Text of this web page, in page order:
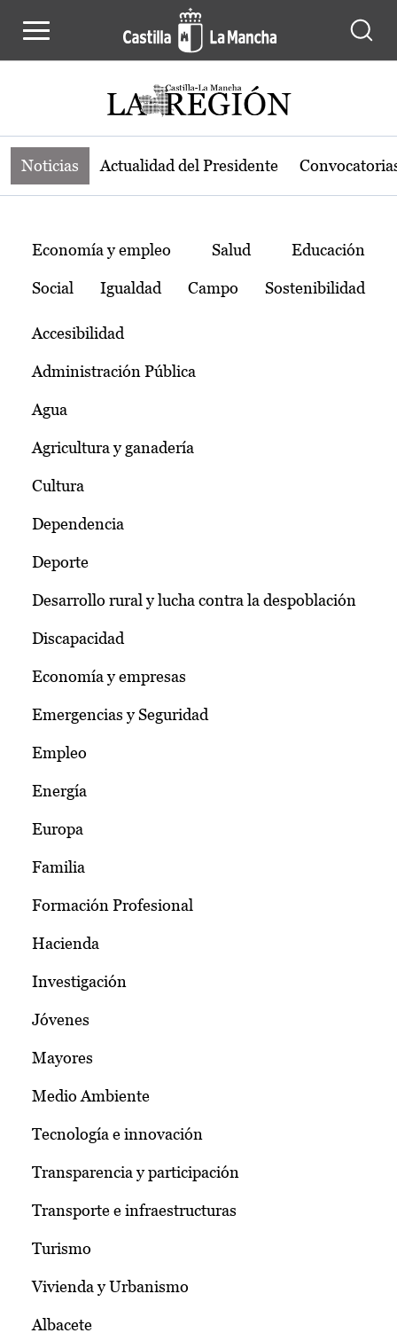
Noticias de la región de Castilla-La
Noticias Actualidad del Presidente
Temas
Economía y empleo Salud Educación
Social Igualdad Campo Sostenibilidad
Accesibilidad
Administración Pública
Agua
Agricultura y ganadería
Cultura
Dependencia
Deporte
Desarrollo rural y lucha contra la despoblación
Discapacidad
Economía y empresas
Emergencias y Seguridad
Empleo
Energía
Europa
Familia
Formación Profesional
Hacienda
Investigación
Jóvenes
Mayores
Medio Ambiente
Tecnología e innovación
Transparencia y participación
Transporte e infraestructuras
Turismo
Vivienda y Urbanismo
Albacete